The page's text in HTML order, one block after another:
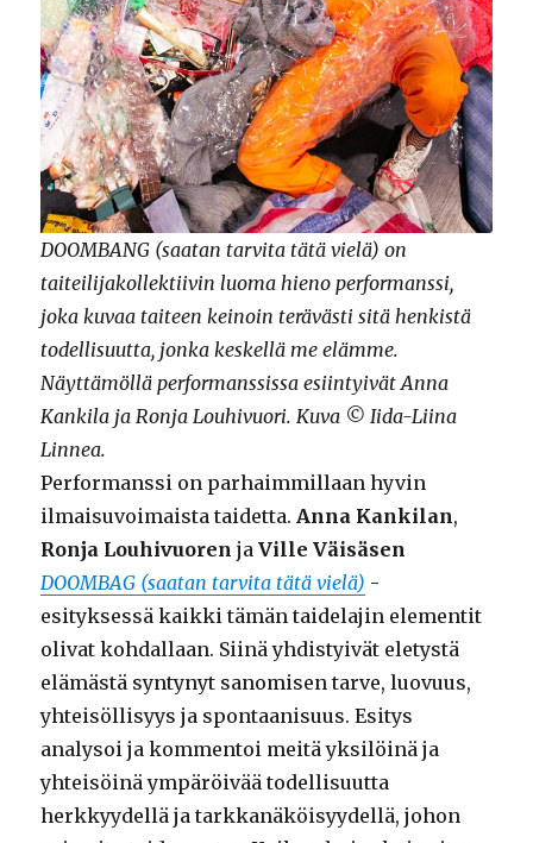
DOOMBANG (saatan tarvita tätä vielä) on
taiteilijakollektiivin luoma hieno performanssi,
joka kuvaa taiteen keinoin terävästi sitä henkistä
todellisuutta, jonka keskellä me elämme.
Näyttämöllä performanssissa esiintyivät Anna
Kankila ja Ronja Louhivuori. Kuva © Iida-Liina
Linnea.
Performanssi on parhaimmillaan hyvin
ilmaisuvoimaista taidetta. Anna Kankilan,
Ronja Louhivuoren jaVille Väisäsen
DOOMBAG (saatan tarvita tätä vielä) -
esityksessä kaikki tämän taidelajin elementit
olivat kohdallaan. Siinä yhdistyivät eletystä
elämästä syntynyt sanomisen tarve, luovuus,
yhteisöllisyys ja spontaanisuus. Esitys
analysoi ja kommentoi meitä yksilöinä ja
yhteisöinä ympäröivää todellisuutta
herkkyydellä ja tarkkanäköisyydellä, johon